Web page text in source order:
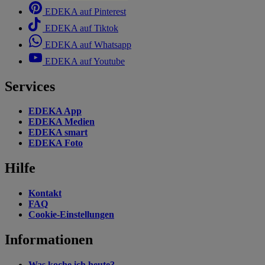
EDEKA auf Pinterest
EDEKA auf Tiktok
EDEKA auf Whatsapp
EDEKA auf Youtube
Services
EDEKA App
EDEKA Medien
EDEKA smart
EDEKA Foto
Hilfe
Kontakt
FAQ
Cookie-Einstellungen
Informationen